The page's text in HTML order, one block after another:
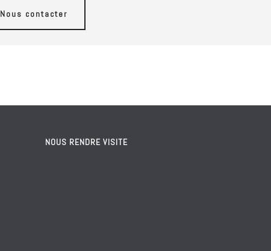
Nous contacter
NOUS RENDRE VISITE